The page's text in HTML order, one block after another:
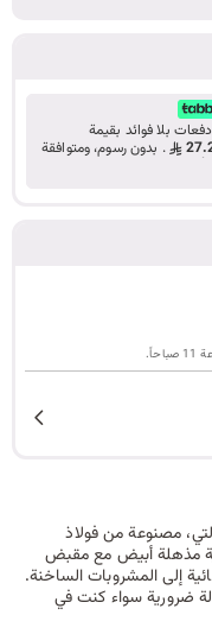
ا
. بدون رسوم، ومتوافقة
مصنوعة من فولاذ
مذهلة أبيض مع مقبض
وظائف استثنائية إلى المشروبات الساخنة.
ضرورية سواء كنت في